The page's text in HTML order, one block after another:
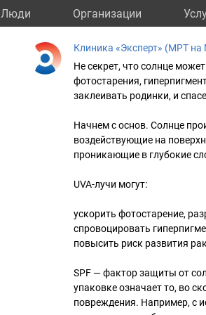
Люди Организации
Клиника «Эксперт» (МРТ
Не секрет, что солнце
фотостарения,
заклеивать родинки, и
Начнем с основ. Солнце
воздействующие на
проникающие в глубокие
UVA-лучи могут:
ускорить фотостарение,
спровоцировать
повысить риск развития
SPF — фактор защиты от
упаковке означает то, во
повреждения. Например, с